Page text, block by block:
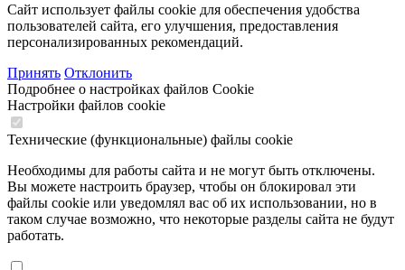
Сайт использует файлы cookie для обеспечения удобства
пользователей сайта, его улучшения, предоставления
персонализированных рекомендаций.
Принять Отклонить
Подробнее о настройках файлов Cookie
Настройки файлов cookie
Технические (функциональные) файлы cookie
Необходимы для работы сайта и не могут быть отключены.
Вы можете настроить браузер, чтобы он блокировал эти
файлы cookie или уведомлял вас об их использовании, но в
таком случае возможно, что некоторые разделы сайта не будут
работать.